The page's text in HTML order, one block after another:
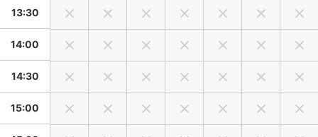
13:30
14:00
14:30
15:00